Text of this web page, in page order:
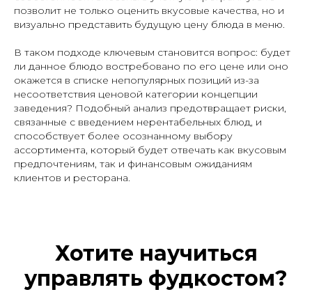
позволит не только оценить вкусовые качества, но и
визуально представить будущую цену блюда в меню.
В таком подходе ключевым становится вопрос: будет
ли данное блюдо востребовано по его цене или оно
окажется в списке непопулярных позиций из-за
несоответствия ценовой категории концепции
заведения? Подобный анализ предотвращает риски,
связанные с введением нерентабельных блюд, и
способствует более осознанному выбору
ассортимента, который будет отвечать как вкусовым
предпочтениям, так и финансовым ожиданиям
клиентов и ресторана.
Хотите научиться
управлять фудкостом?